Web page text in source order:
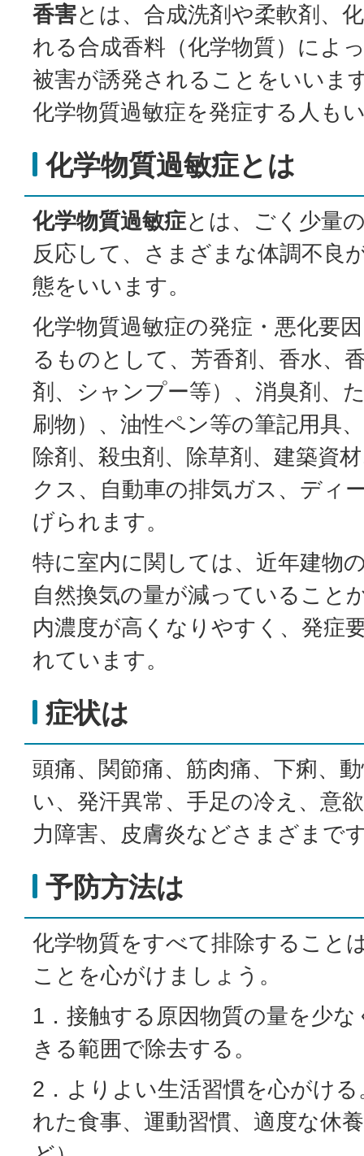
香害とは、合成洗剤や柔軟剤、
れる合成香料（化学物質）によ
被害が誘発されることをいいま
化学物質過敏症を発症する人も
化学物質過敏症とは
化学物質過敏症とは、ごく少量
反応して、さまざまな体調不良
態をいいます。
化学物質過敏症の発症・悪化要
るものとして、芳香剤、香水、
剤、シャンプー等）、消臭剤、
刷物）、油性ペン等の筆記用具
除剤、殺虫剤、除草剤、建築資
クス、自動車の排気ガス、ディ
げられます。
特に室内に関しては、近年建物
自然換気の量が減っていること
内濃度が高くなりやすく、発症
れています。
症状は
頭痛、関節痛、筋肉痛、下痢、
い、発汗異常、手足の冷え、意
力障害、皮膚炎などさまざまで
予防方法は
化学物質をすべて排除すること
ことを心がけましょう。
1．接触する原因物質の量を少
きる範囲で除去する。
2．よりよい生活習慣を心がけ
れた食事、運動習慣、適度な休